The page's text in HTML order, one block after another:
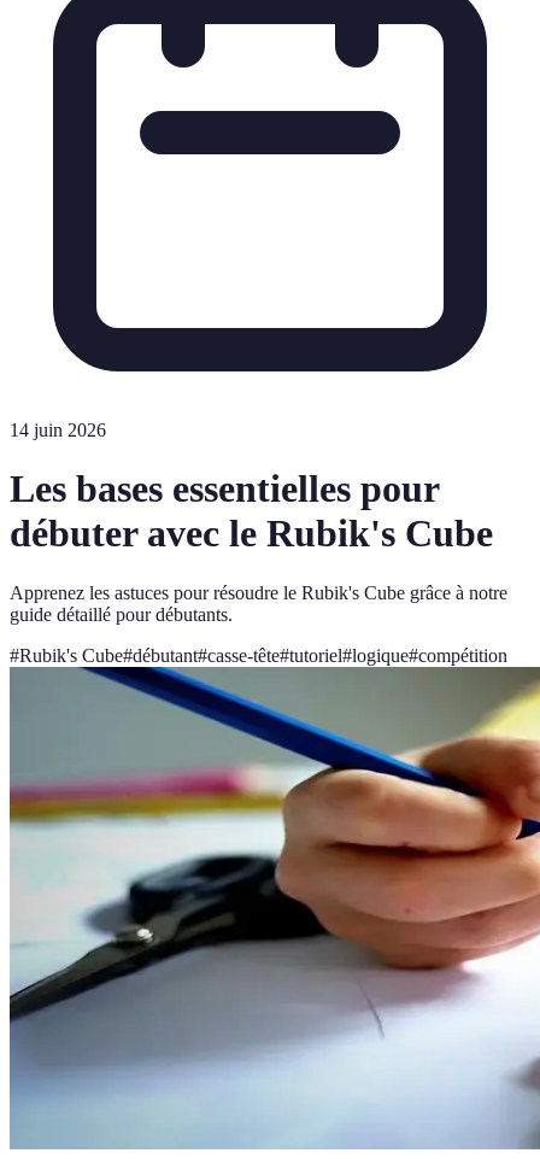
14 juin 2026
Les bases essentielles pour
débuter avec le Rubik's Cube
Apprenez les astuces pour résoudre le Rubik's Cube grâce à notre
guide détaillé pour débutants.
#Rubik's Cube#débutant#casse-tête#tutoriel#logique#compétition